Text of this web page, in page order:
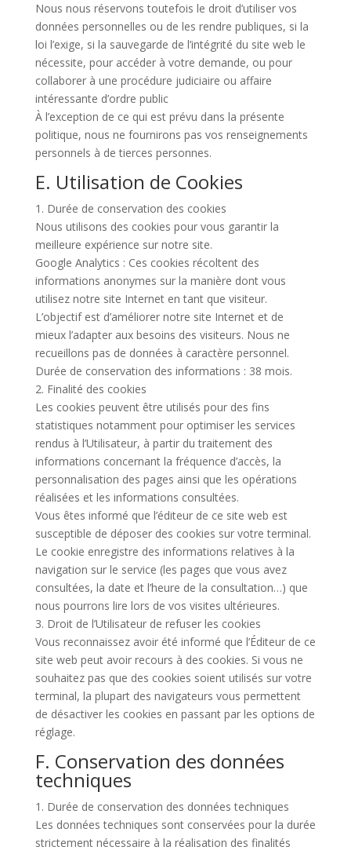
Nous nous réservons toutefois le droit d’utiliser vos
données personnelles ou de les rendre publiques, si la
loi l’exige, si la sauvegarde de l’intégrité du site web le
nécessite, pour accéder à votre demande, ou pour
collaborer à une procédure judiciaire ou affaire
intéressante d’ordre public
À l’exception de ce qui est prévu dans la présente
politique, nous ne fournirons pas vos renseignements
personnels à de tierces personnes.
E. Utilisation de Cookies
1. Durée de conservation des cookies
Nous utilisons des cookies pour vous garantir la
meilleure expérience sur notre site.
Google Analytics : Ces cookies récoltent des
informations anonymes sur la manière dont vous
utilisez notre site Internet en tant que visiteur.
L’objectif est d’améliorer notre site Internet et de
mieux l’adapter aux besoins des visiteurs. Nous ne
recueillons pas de données à caractère personnel.
Durée de conservation des informations : 38 mois.
2. Finalité des cookies
Les cookies peuvent être utilisés pour des fins
statistiques notamment pour optimiser les services
rendus à l’Utilisateur, à partir du traitement des
informations concernant la fréquence d’accès, la
personnalisation des pages ainsi que les opérations
réalisées et les informations consultées.
Vous êtes informé que l’éditeur de ce site web est
susceptible de déposer des cookies sur votre terminal.
Le cookie enregistre des informations relatives à la
navigation sur le service (les pages que vous avez
consultées, la date et l’heure de la consultation…) que
nous pourrons lire lors de vos visites ultérieures.
3. Droit de l’Utilisateur de refuser les cookies
Vous reconnaissez avoir été informé que l’Éditeur de ce
site web peut avoir recours à des cookies. Si vous ne
souhaitez pas que des cookies soient utilisés sur votre
terminal, la plupart des navigateurs vous permettent
de désactiver les cookies en passant par les options de
réglage.
F. Conservation des données
techniques
1. Durée de conservation des données techniques
Les données techniques sont conservées pour la durée
strictement nécessaire à la réalisation des finalités